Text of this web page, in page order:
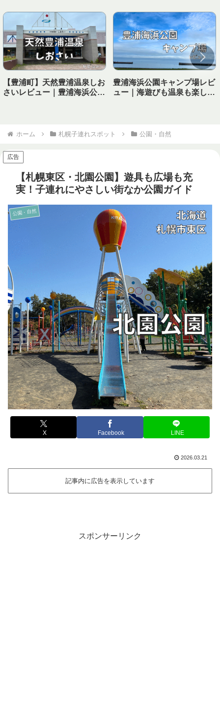
【豊浦町】天然豊浦温泉しお
さいレビュー｜豊浦海浜公園
豊浦海浜公園キャンプ場レビ
ュー｜海遊びも温泉も楽しめ
ホーム 札幌子連れスポット 公園・自然
広告
【札幌東区・北園公園】遊具も広場も充
実！子連れにやさしい街なか公園ガイド
公園・自然
X Facebook LINE
2026.03.21
記事内に広告を表示しています
スポンサーリンク